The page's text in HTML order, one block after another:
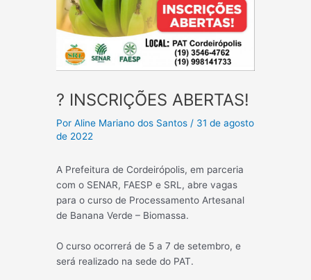
? INSCRIÇÕES ABERTAS!
PorAline Mariano dos Santos / 31 de agosto
de 2022
A Prefeitura de Cordeirópolis, em parceria
com o SENAR, FAESP e SRL, abre vagas
para o curso de Processamento Artesanal
de Banana Verde – Biomassa.
O curso ocorrerá de 5 a 7 de setembro, e
será realizado na sede do PAT.